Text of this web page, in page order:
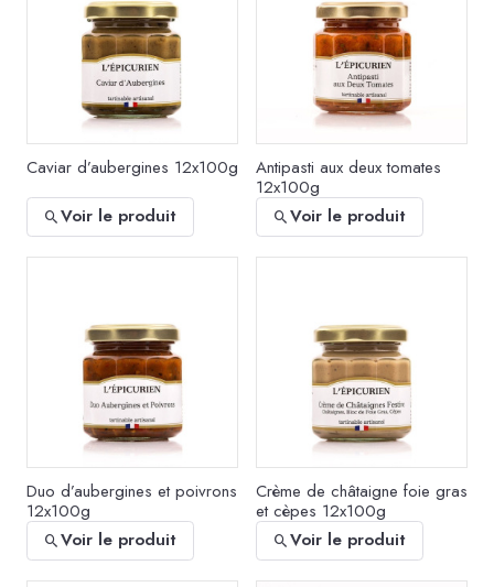
Caviar d’aubergines 12x100g
Voir le produit
Antipasti aux deux tomates
12x100g
Voir le produit
Duo d’aubergines et poivrons
12x100g
Voir le produit
Crème de châtaigne foie gras
et cèpes 12x100g
Voir le produit